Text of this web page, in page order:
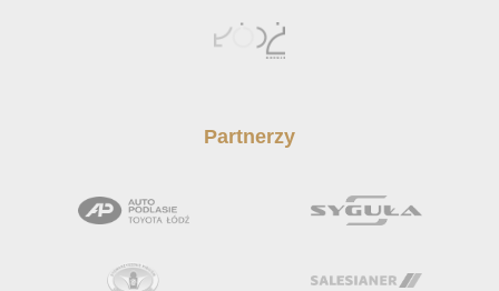
Partnerzy